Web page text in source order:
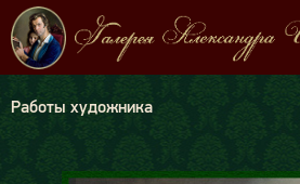
Работы художника